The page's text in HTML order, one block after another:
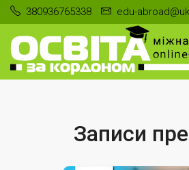
380936765338 edu-
Записи